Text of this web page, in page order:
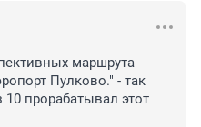
маршрута
Пулково." - так
прорабатывал этот